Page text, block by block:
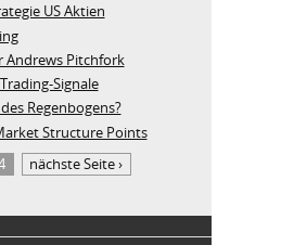
US Aktien
Andrews Pitchfork
Signale
Regenbogens?
Structure Points
nächste Seite ›